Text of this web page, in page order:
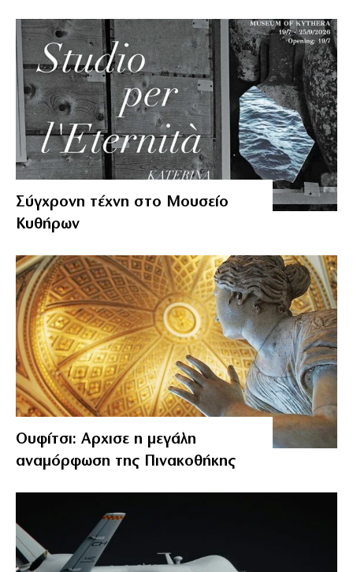
Σύγχρονη τέχνη στο Μουσείο
Κυθήρων
Ουφίτσι: Αρχισε η μεγάλη
αναμόρφωση της Πινακοθήκης